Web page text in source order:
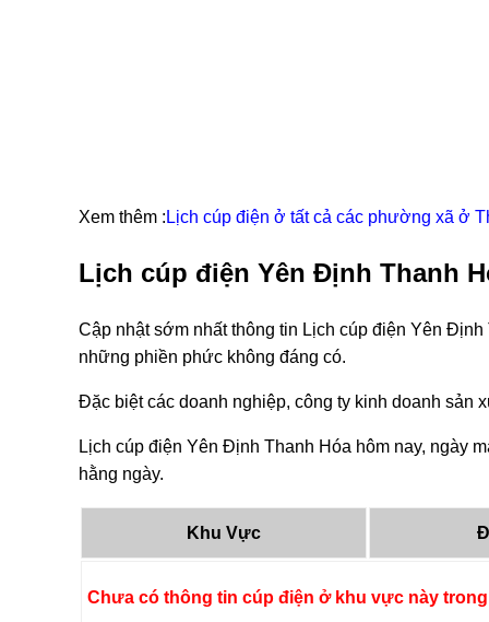
Xem thêm : Lịch cúp điện ở tất cả các phường xã ở
Lịch cúp điện Yên Định Thanh
Cập nhật sớm nhất thông tin Lịch cúp điện Yên
những phiền phức không đáng có.
Đặc biệt các doanh nghiệp, công ty kinh doanh sản
Lịch cúp điện Yên Định Thanh Hóa hôm nay, ngày
hằng ngày.
Khu Vực
Chưa có thông tin cúp điện ở khu vực này